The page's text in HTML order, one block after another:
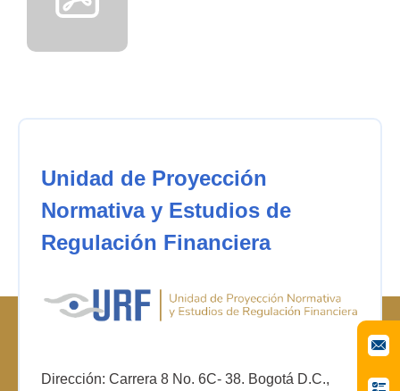
Unidad de Proyección
Normativa y Estudios de
Regulación Financiera
Dirección: Carrera 8 No. 6C- 38. Bogotá D.C.,